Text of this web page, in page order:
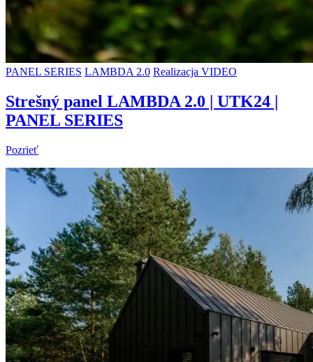
PANEL SERIES LAMBDA 2.0 Realizacja VIDEO
Strešný panel LAMBDA 2.0 | UTK24 |
PANEL SERIES
Pozrieť